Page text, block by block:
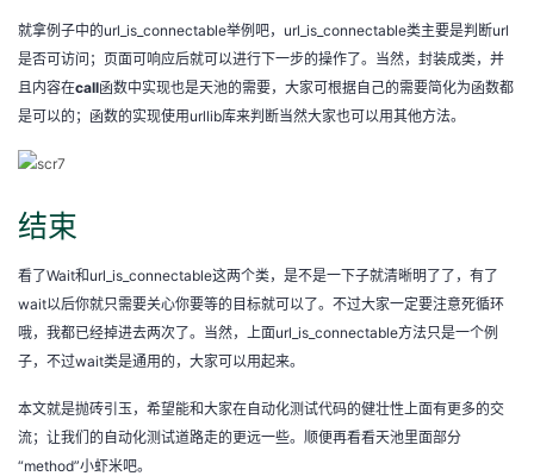
就拿例子中的url_is_connectable举例吧，url_is_connectable类主要是判断url
是否可访问；页面可响应后就可以进行下一步的操作了。当然，封装成类，并
且内容在call函数中实现也是天池的需要，大家可根据自己的需要简化为函数都
是可以的；函数的实现使用urllib库来判断当然大家也可以用其他方法。
结束
看了Wait和url_is_connectable这两个类，是不是一下子就清晰明了了，有了
wait以后你就只需要关心你要等的目标就可以了。不过大家一定要注意死循环
哦，我都已经掉进去两次了。当然，上面url_is_connectable方法只是一个例
子，不过wait类是通用的，大家可以用起来。
本文就是抛砖引玉，希望能和大家在自动化测试代码的健壮性上面有更多的交
流；让我们的自动化测试道路走的更远一些。顺便再看看天池里面部分
“method”小虾米吧。